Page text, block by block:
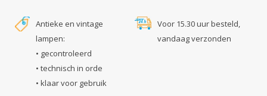
Antieke en vintage
lampen:
• gecontroleerd
• technisch in orde
• klaar voor gebruik
Voor 15.30 uur besteld,
vandaag verzonden